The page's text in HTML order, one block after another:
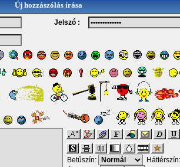
Új hozzászólás írása
Jelszó :
Betűszín: